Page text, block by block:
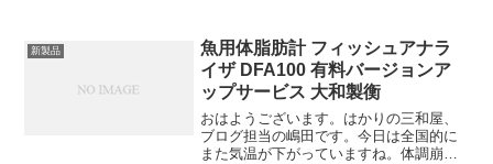
じですか？屋内でも熱中症に注意が必要
です！PC...
新製品
魚用体脂肪計 フィッシュアナラ
イザ DFA100 有料バージョンア
ップサービス 大和製衡
おはようございます。はかりの三和屋、
ブログ担当の嶋田です。今日は全国的に
また気温が下がっていますね。体調崩し